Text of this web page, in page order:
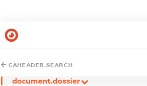
CAHEADER.SEARCH
document.dossier